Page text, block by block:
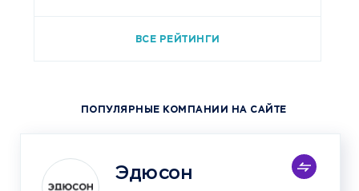
ВСЕ РЕЙТИНГИ
ПОПУЛЯРНЫЕ КОМПАНИИ НА САЙТЕ
Эдюсон